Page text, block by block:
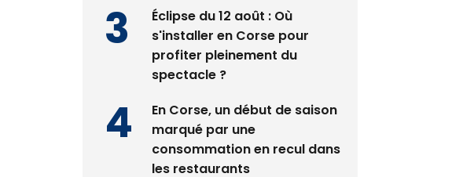
Éclipse du 12 août : Où
s'installer en Corse pour
profiter pleinement du
spectacle ?
En Corse, un début de saison
marqué par une
consommation en recul dans
les restaurants